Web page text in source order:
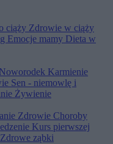
ciąży Zdrowie w ciąży
Emocje mamy Dieta w
Noworodek Karmienie
Sen - niemowlę i
Żywienie
Zdrowie Choroby
Kurs pierwszej
Zdrowe ząbki